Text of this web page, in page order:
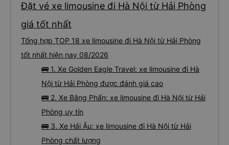
Đặt vé xe limousine đi Hà Nội từ Hải Phòng
giá tốt nhất
Tổng hợp TOP 18 xe limousine đi Hà Nội từ Hải Phòng
tốt nhất hiện nay 08/2026
🚌 1. Xe Golden Eagle Travel: xe limousine đi Hà
Nội từ Hải Phòng được đánh giá cao
🚌 2. Xe Bằng Phấn: xe limousine đi Hà Nội từ Hải
Phòng uy tín
🚌 3. Xe Hải Âu: xe limousine đi Hà Nội từ Hải
Phòng chất lượng